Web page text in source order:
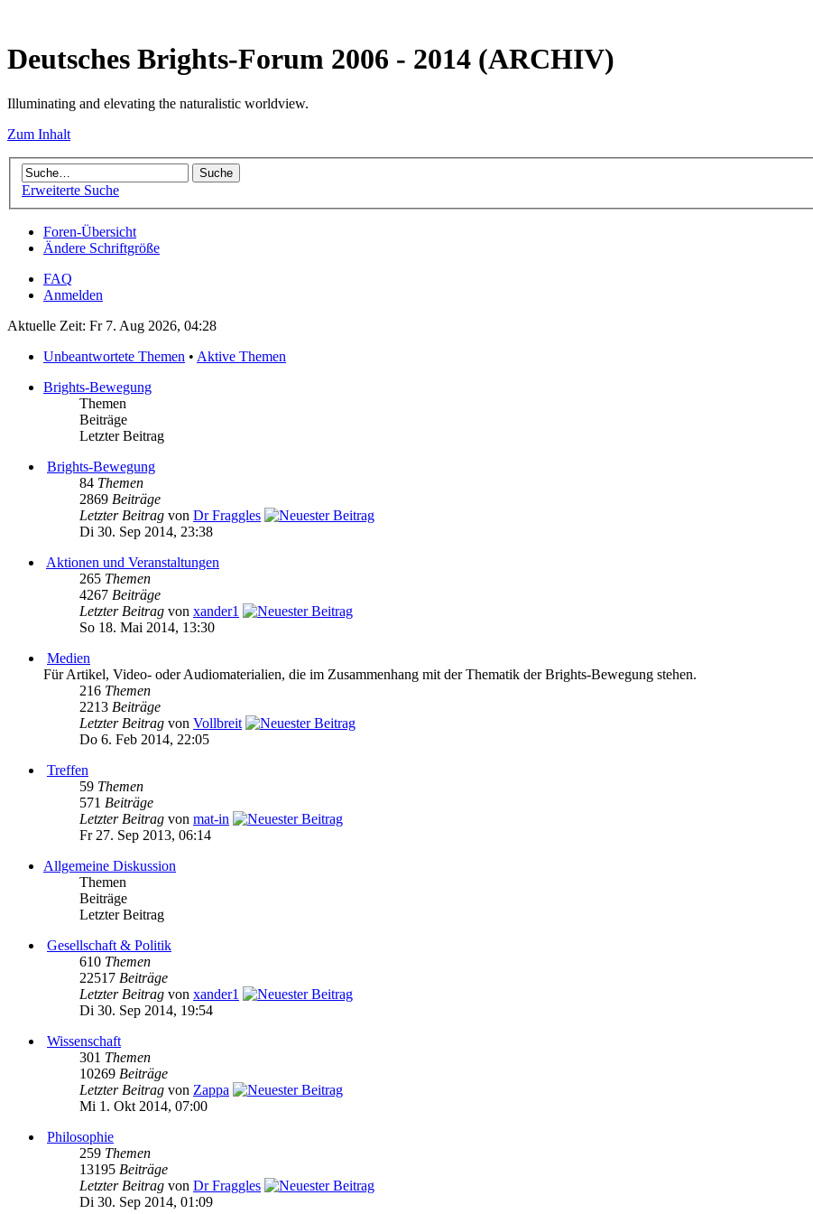
Deutsches Brights-Forum 2006 - 2014 (ARCHIV)
Illuminating and elevating the naturalistic worldview.
Zum Inhalt
Erweiterte Suche
Foren-Übersicht
Ändere Schriftgröße
FAQ
Anmelden
Aktuelle Zeit: Fr 7. Aug 2026, 04:28
Unbeantwortete Themen • Aktive Themen
Brights-Bewegung
Themen
Beiträge
Letzter Beitrag
Brights-Bewegung
84 Themen
2869 Beiträge
Letzter Beitrag von Dr Fraggles
Di 30. Sep 2014, 23:38
Aktionen und Veranstaltungen
265 Themen
4267 Beiträge
Letzter Beitrag von xander1
So 18. Mai 2014, 13:30
Medien
Für Artikel, Video- oder Audiomaterialien, die im Zusammenhang mit der Thematik der Brights-Bewegung stehen.
216 Themen
2213 Beiträge
Letzter Beitrag von Vollbreit
Do 6. Feb 2014, 22:05
Treffen
59 Themen
571 Beiträge
Letzter Beitrag von mat-in
Fr 27. Sep 2013, 06:14
Allgemeine Diskussion
Themen
Beiträge
Letzter Beitrag
Gesellschaft & Politik
610 Themen
22517 Beiträge
Letzter Beitrag von xander1
Di 30. Sep 2014, 19:54
Wissenschaft
301 Themen
10269 Beiträge
Letzter Beitrag von Zappa
Mi 1. Okt 2014, 07:00
Philosophie
259 Themen
13195 Beiträge
Letzter Beitrag von Dr Fraggles
Di 30. Sep 2014, 01:09